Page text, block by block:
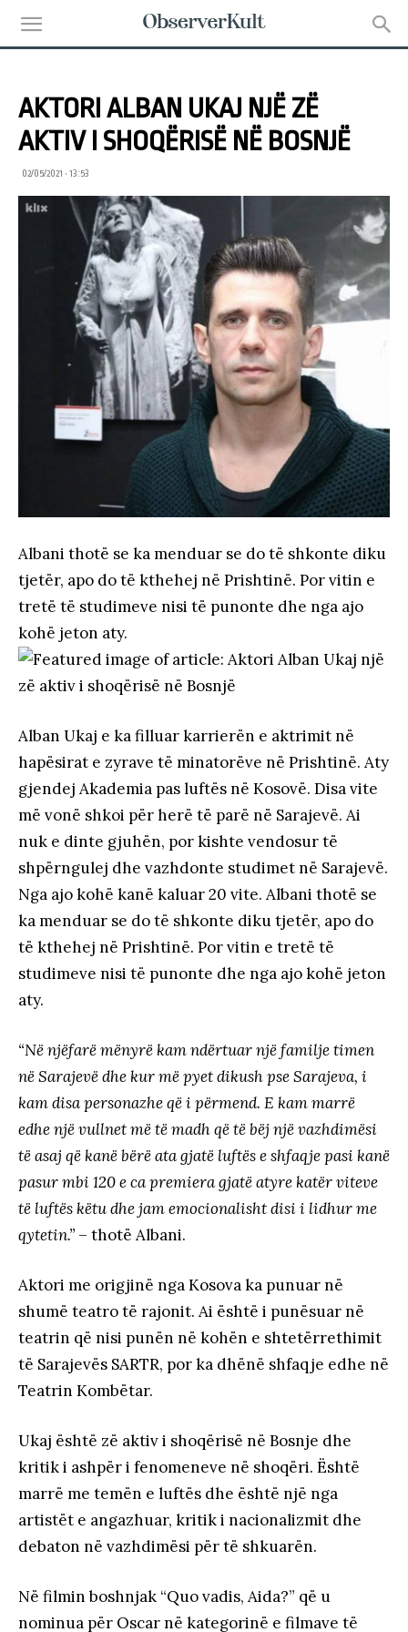
AKTORI ALBAN UKAJ NJË ZË
AKTIV I SHOQËRISË NË BOSNJË
02/05/2021 • 13:53
Albani thotë se ka menduar se do të shkonte diku
tjetër, apo do të kthehej në Prishtinë. Por vitin e
tretë të studimeve nisi të punonte dhe nga ajo
kohë jeton aty.
Alban Ukaj e ka filluar karrierën e aktrimit në
hapësirat e zyrave të minatorëve në Prishtinë. Aty
gjendej Akademia pas luftës në Kosovë. Disa vite
më vonë shkoi për herë të parë në Sarajevë. Ai
nuk e dinte gjuhën, por kishte vendosur të
shpërngulej dhe vazhdonte studimet në Sarajevë.
Nga ajo kohë kanë kaluar 20 vite. Albani thotë se
ka menduar se do të shkonte diku tjetër, apo do
të kthehej në Prishtinë. Por vitin e tretë të
studimeve nisi të punonte dhe nga ajo kohë jeton
aty.
“Në njëfarë mënyrë kam ndërtuar një familje timen
në Sarajevë dhe kur më pyet dikush pse Sarajeva, i
kam disa personazhe që i përmend. E kam marrë
edhe një vullnet më të madh që të bëj një vazhdimësi
të asaj që kanë bërë ata gjatë luftës e shfaqje pasi kanë
pasur mbi 120 e ca premiera gjatë atyre katër viteve
të luftës këtu dhe jam emocionalisht disi i lidhur me
qytetin.” – thotë Albani.
Aktori me origjinë nga Kosova ka punuar në
shumë teatro të rajonit. Ai është i punësuar në
teatrin që nisi punën në kohën e shtetërrethimit
të Sarajevës SARTR, por ka dhënë shfaqje edhe në
Teatrin Kombëtar.
Ukaj është zë aktiv i shoqërisë në Bosnje dhe
kritik i ashpër i fenomeneve në shoqëri. Është
marrë me temën e luftës dhe është një nga
artistët e angazhuar, kritik i nacionalizmit dhe
debaton në vazhdimësi për të shkuarën.
Në filmin boshnjak “Quo vadis, Aida?” që u
nominua për Oscar në kategorinë e filmave të